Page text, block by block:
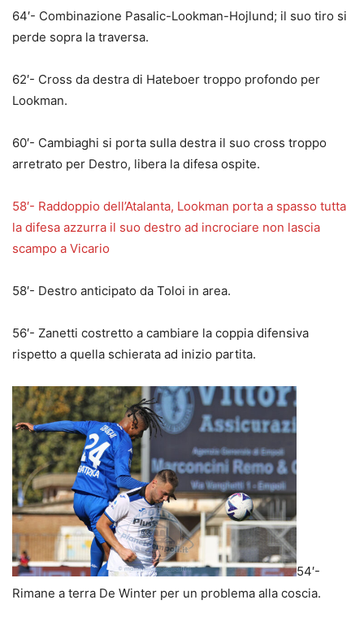
64′- Combinazione Pasalic-Lookman-Hojlund; il suo tiro si
perde sopra la traversa.
62′- Cross da destra di Hateboer troppo profondo per
Lookman.
60′- Cambiaghi si porta sulla destra il suo cross troppo
arretrato per Destro, libera la difesa ospite.
58′- Raddoppio dell’Atalanta, Lookman porta a spasso tutta
la difesa azzurra il suo destro ad incrociare non lascia
scampo a Vicario
58′- Destro anticipato da Toloi in area.
56′- Zanetti costretto a cambiare la coppia difensiva
rispetto a quella schierata ad inizio partita.
54′-
Rimane a terra De Winter per un problema alla coscia.